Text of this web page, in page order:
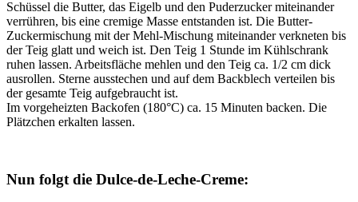
Schüssel die Butter, das Eigelb und den Puderzucker miteinander
verrühren, bis eine cremige Masse entstanden ist. Die Butter-
Zuckermischung mit der Mehl-Mischung miteinander verkneten bis
der Teig glatt und weich ist. Den Teig 1 Stunde im Kühlschrank
ruhen lassen. Arbeitsfläche mehlen und den Teig ca. 1/2 cm dick
ausrollen. Sterne ausstechen und auf dem Backblech verteilen bis
der gesamte Teig aufgebraucht ist.
Im vorgeheizten Backofen (180°C) ca. 15 Minuten backen. Die
Plätzchen erkalten lassen.
Nun folgt die Dulce-de-Leche-Creme: